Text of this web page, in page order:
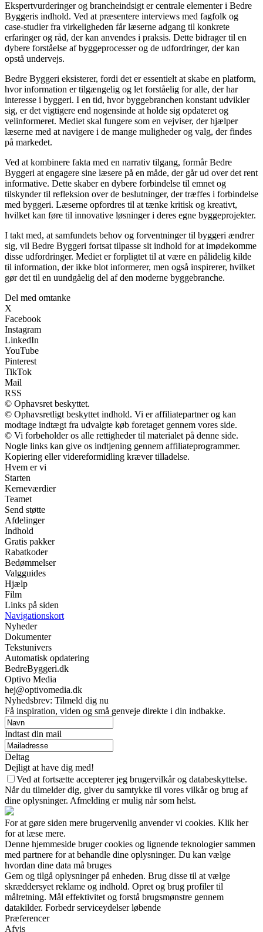
Ekspertvurderinger og brancheindsigt er centrale elementer i Bedre
Byggeris indhold. Ved at præsentere interviews med fagfolk og
case-studier fra virkeligheden får læserne adgang til konkrete
erfaringer og råd, der kan anvendes i praksis. Dette bidrager til en
dybere forståelse af byggeprocesser og de udfordringer, der kan
opstå undervejs.
Bedre Byggeri eksisterer, fordi det er essentielt at skabe en platform,
hvor information er tilgængelig og let forståelig for alle, der har
interesse i byggeri. I en tid, hvor byggebranchen konstant udvikler
sig, er det vigtigere end nogensinde at holde sig opdateret og
velinformeret. Mediet skal fungere som en vejviser, der hjælper
læserne med at navigere i de mange muligheder og valg, der findes
på markedet.
Ved at kombinere fakta med en narrativ tilgang, formår Bedre
Byggeri at engagere sine læsere på en måde, der går ud over det rent
informative. Dette skaber en dybere forbindelse til emnet og
tilskynder til refleksion over de beslutninger, der træffes i forbindelse
med byggeri. Læserne opfordres til at tænke kritisk og kreativt,
hvilket kan føre til innovative løsninger i deres egne byggeprojekter.
I takt med, at samfundets behov og forventninger til byggeri ændrer
sig, vil Bedre Byggeri fortsat tilpasse sit indhold for at imødekomme
disse udfordringer. Mediet er forpligtet til at være en pålidelig kilde
til information, der ikke blot informerer, men også inspirerer, hvilket
gør det til en uundgåelig del af den moderne byggebranche.
Del med omtanke
X
Facebook
Instagram
LinkedIn
YouTube
Pinterest
TikTok
Mail
RSS
© Ophavsret beskyttet.
© Ophavsretligt beskyttet indhold. Vi er affiliatepartner og kan
modtage indtægt fra udvalgte køb foretaget gennem vores side.
© Vi forbeholder os alle rettigheder til materialet på denne side.
Nogle links kan give os indtjening gennem affiliateprogrammer.
Kopiering eller videreformidling kræver tilladelse.
Hvem er vi
Starten
Kerneværdier
Teamet
Send støtte
Afdelinger
Indhold
Gratis pakker
Rabatkoder
Bedømmelser
Valgguides
Hjælp
Film
Links på siden
Navigationskort
Nyheder
Dokumenter
Tekstunivers
Automatisk opdatering
BedreByggeri.dk
Optivo Media
hej@optivomedia.dk
Nyhedsbrev: Tilmeld dig nu
Få inspiration, viden og små genveje direkte i din indbakke.
Indtast din mail
Deltag
Dejligt at have dig med!
Ved at fortsætte accepterer jeg brugervilkår og databeskyttelse.
Når du tilmelder dig, giver du samtykke til vores vilkår og brug af
dine oplysninger. Afmelding er mulig når som helst.
For at gøre siden mere brugervenlig anvender vi cookies. Klik her
for at læse mere.
Denne hjemmeside bruger cookies og lignende teknologier sammen
med partnere for at behandle dine oplysninger. Du kan vælge
hvordan dine data må bruges
Gem og tilgå oplysninger på enheden. Brug disse til at vælge
skræddersyet reklame og indhold. Opret og brug profiler til
målretning. Mål effektivitet og forstå brugsmønstre gennem
datakilder. Forbedr serviceydelser løbende
Præferencer
Afvis